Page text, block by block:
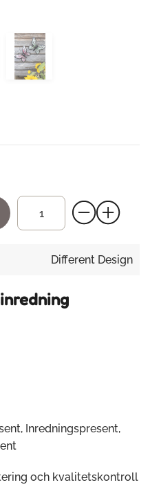
Different Design
Inredningspresent,
och kvalitetskontroll